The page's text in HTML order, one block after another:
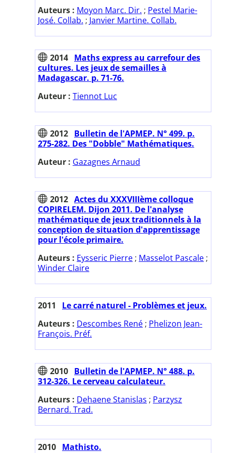
Auteurs : Moyon Marc. Dir. ; Pestel Marie-
José. Collab. ; Janvier Martine. Collab.
2014 Maths express au carrefour des
cultures. Les jeux de semailles à
Madagascar. p. 71-76.
Auteur : Tiennot Luc
2012 Bulletin de l'APMEP. N° 499. p.
275-282. Des "Dobble" Mathématiques.
Auteur : Gazagnes Arnaud
2012 Actes du XXXVIIIème colloque
COPIRELEM. Dijon 2011. De l'analyse
mathématique de jeux traditionnels à la
conception de situation d'apprentissage
pour l'école primaire.
Auteurs : Eysseric Pierre ; Masselot Pascale ;
Winder Claire
2011
Le carré naturel - Problèmes et jeux.
Auteurs : Descombes René ; Phelizon Jean-
François. Préf.
2010 Bulletin de l'APMEP. N° 488. p.
312-326. Le cerveau calculateur.
Auteurs : Dehaene Stanislas ; Parzysz
Bernard. Trad.
2010 Mathisto.